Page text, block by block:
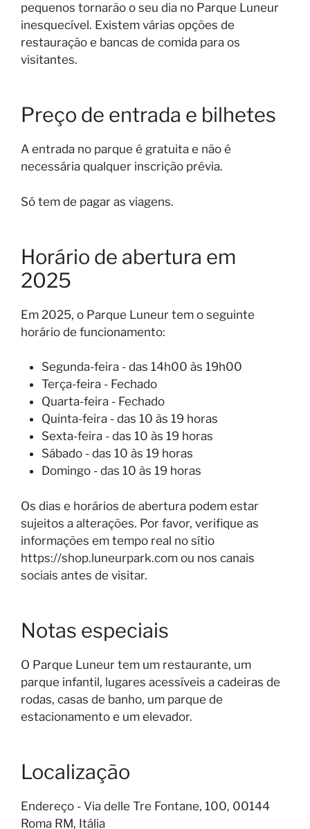
pequenos tornarão o seu dia no Parque Luneur
inesquecível. Existem várias opções de
restauração e bancas de comida para os
visitantes.
Preço de entrada e bilhetes
A entrada no parque é gratuita e não é
necessária qualquer inscrição prévia.
Só tem de pagar as viagens.
Horário de abertura em
2025
Em 2025, o Parque Luneur tem o seguinte
horário de funcionamento:
Segunda-feira - das 14h00 às 19h00
Terça-feira - Fechado
Quarta-feira - Fechado
Quinta-feira - das 10 às 19 horas
Sexta-feira - das 10 às 19 horas
Sábado - das 10 às 19 horas
Domingo - das 10 às 19 horas
Os dias e horários de abertura podem estar
sujeitos a alterações. Por favor, verifique as
informações em tempo real no sítio
https://shop.luneurpark.com ou nos canais
sociais antes de visitar.
Notas especiais
O Parque Luneur tem um restaurante, um
parque infantil, lugares acessíveis a cadeiras de
rodas, casas de banho, um parque de
estacionamento e um elevador.
Localização
Endereço - Via delle Tre Fontane, 100, 00144
Roma RM, Itália